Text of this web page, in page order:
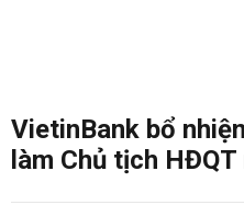
VietinBank bổ
làm Chủ tịch HĐQT